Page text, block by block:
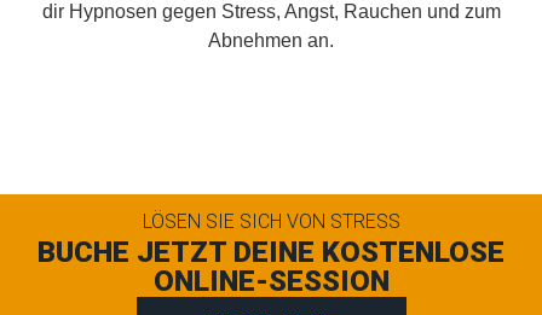
dir Hypnosen gegen Stress, Angst, Rauchen und zum
Abnehmen an.
LÖSEN SIE SICH VON STRESS
BUCHE JETZT DEINE KOSTENLOSE
ONLINE-SESSION